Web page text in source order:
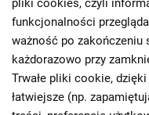
pliki cookies, czyli
funkcjonalności
ważność po zakończeniu
każdorazowo przy
Trwałe pliki cookie,
łatwiejsze (np.